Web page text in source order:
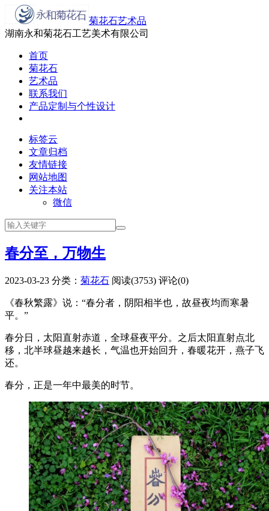
菊花石艺术品
湖南永和菊花石工艺美术有限公司
首页
菊花石
艺术品
联系我们
产品定制与个性设计
标签云
文章归档
友情链接
网站地图
关注本站
微信
春分至，万物生
2023-03-23 分类： 菊花石 阅读(3753) 评论(0)
《春秋繁露》说：“春分者，阴阳相半也，故昼夜均而寒暑
平。”
春分日，太阳直射赤道，全球昼夜平分。之后太阳直射点北
移，北半球昼越来越长，气温也开始回升，春暖花开，燕子飞
还。
春分，正是一年中最美的时节。